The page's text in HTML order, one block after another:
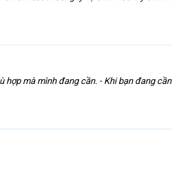
mà mình đang cần. - Khi bạn đang